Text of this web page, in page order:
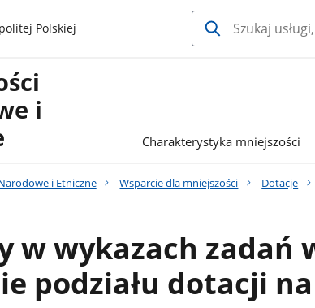
Polskiej
i
Charakterystyka mniejszości
i Etniczne Wsparcie dla mniejszości Dotacje
w wykazach zadań
podziału dotacji